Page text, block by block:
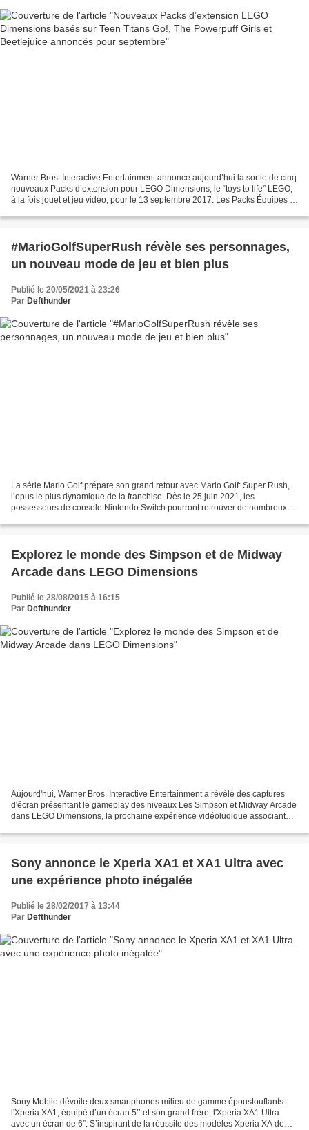
Warner Bros. Interactive Entertainment annonce aujourd’hui la sortie de cinq
nouveaux Packs d’extension pour LEGO Dimensions, le “toys to life” LEGO,
à la fois jouet et jeu vidéo, pour le 13 septembre 2017. Les Packs Équipes et
#MarioGolfSuperRush révèle ses personnages,
un nouveau mode de jeu et bien plus
Publié le 20/05/2021 à 23:26
Par Defthunder
La série Mario Golf prépare son grand retour avec Mario Golf: Super Rush,
l’opus le plus dynamique de la franchise. Dès le 25 juin 2021, les
possesseurs de console Nintendo Switch pourront retrouver de nombreux
Explorez le monde des Simpson et de Midway
Arcade dans LEGO Dimensions
Publié le 28/08/2015 à 16:15
Par Defthunder
Aujourd'hui, Warner Bros. Interactive Entertainment a révélé des captures
d'écran présentant le gameplay des niveaux Les Simpson et Midway Arcade
dans LEGO Dimensions, la prochaine expérience vidéoludique associant
Sony annonce le Xperia XA1 et XA1 Ultra avec
une expérience photo inégalée
Publié le 28/02/2017 à 13:44
Par Defthunder
Sony Mobile dévoile deux smartphones milieu de gamme époustouflants :
l'Xperia XA1, équipé d’un écran 5’’ et son grand frère, l'Xperia XA1 Ultra
avec un écran de 6”. S’inspirant de la réussite des modèles Xperia XA de